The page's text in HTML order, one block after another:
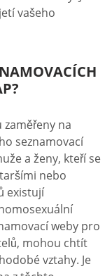
vašeho
na
seznamovací
a ženy, kteří se
nebo
existují
weby pro
mohou chtít
vztahy. Je